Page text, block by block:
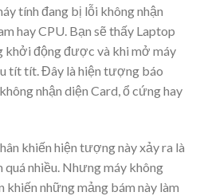
tính đang bị lỗi không nhận
hay CPU. Bạn sẽ thấy Laptop
khởi động được và khi mở máy
tít tít. Đây là hiện tượng báo
nhận diện Card, ổ cứng hay
khiến hiện tượng này xảy ra là
nhiều. Nhưng máy không
những mảng bám này làm